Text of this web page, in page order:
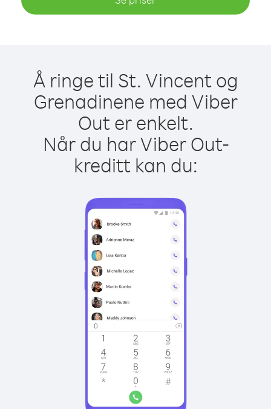
Å ringe til St. Vincent og
Grenadinene med Viber
Out er enkelt.
Når du har Viber Out-
kreditt kan du: